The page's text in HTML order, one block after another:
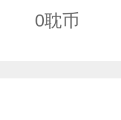
0耽币